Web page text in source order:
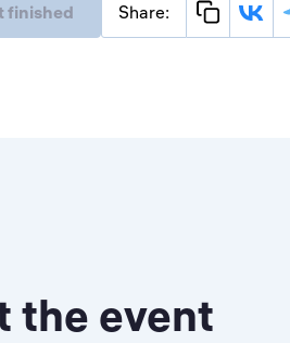
finished Share:
the event